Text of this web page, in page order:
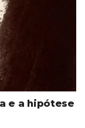
e a hipótese